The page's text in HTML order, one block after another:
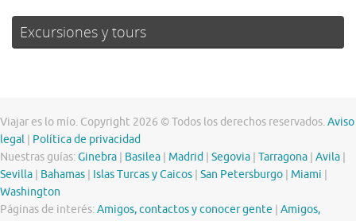
Excursiones y tours
Viajar es lo mío. Copyright 2026 © Todos los derechos reservados.Aviso
legal
Política de privacidad
Nuestras guías:Ginebra Basilea Madrid Segovia Tarragona Avila
Sevilla
Bahamas Islas Turcas y Caicos San Petersburgo Miami
Washington
Páginas de interés:Amigos, contactos y conocer gente
Amigos,